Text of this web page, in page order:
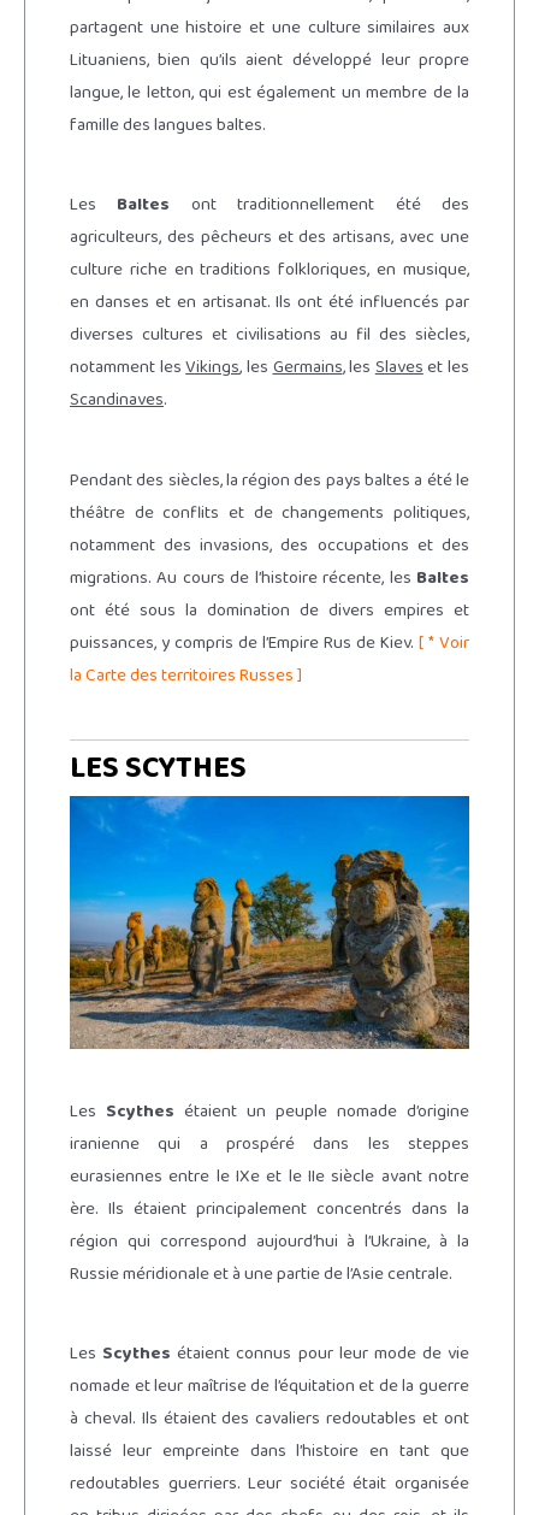
partagent une histoire et une culture similaires aux
Lituaniens, bien qu’ils aient développé leur propre
langue, le letton, qui est également un membre de la
famille des langues baltes.
Les Baltes ont traditionnellement été des
agriculteurs, des pêcheurs et des artisans, avec une
culture riche en traditions folkloriques, en musique,
en danses et en artisanat. Ils ont été influencés par
diverses cultures et civilisations au fil des siècles,
notamment lesVikings, lesGermains, lesSlaveset les
Scandinaves.
Pendant des siècles, la région des pays baltes a été le
théâtre de conflits et de changements politiques,
notamment des invasions, des occupations et des
migrations. Au cours de l’histoire récente, les Baltes
ont été sous la domination de divers empires et
puissances, y compris de l’Empire Rus de Kiev.[ * Voir
la Carte des territoires Russes ]
LES SCYTHES
Les Scythes étaient un peuple nomade d’origine
iranienne qui a prospéré dans les steppes
eurasiennes entre le IXe et le IIe siècle avant notre
ère. Ils étaient principalement concentrés dans la
région qui correspond aujourd’hui à l’Ukraine, à la
Russie méridionale et à une partie de l’Asie centrale.
Les Scythes étaient connus pour leur mode de vie
nomade et leur maîtrise de l’équitation et de la guerre
à cheval. Ils étaient des cavaliers redoutables et ont
laissé leur empreinte dans l’histoire en tant que
redoutables guerriers. Leur société était organisée